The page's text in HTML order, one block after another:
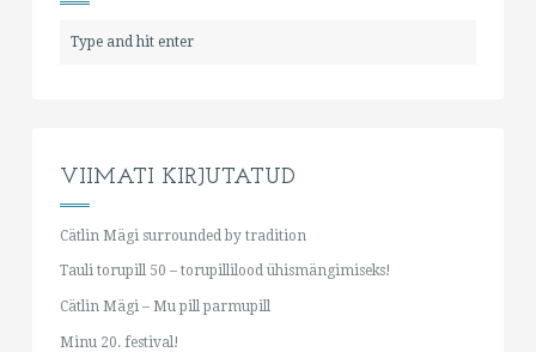
VIIMATI KIRJUTATUD
Cätlin Mägi surrounded by tradition
Tauli torupill 50 – torupillilood ühismängimiseks!
Cätlin Mägi – Mu pill parmupill
Minu 20. festival!